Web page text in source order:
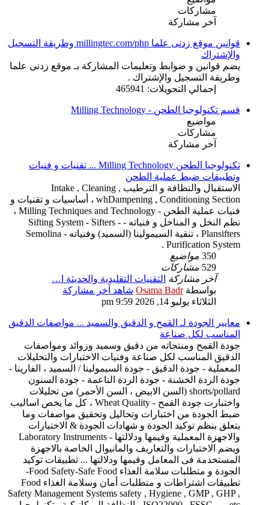
مشاركات
آخر مشاركة
قوانين موقع زدنى علما millingtec.com/php وطريقة التسجيل
والإشتراك
يضم قوانين و ضوابط وتعليمات المشاركة بـ موقع زدنى علما
وطريقة التسجيل والإشتراك .
إجمالي التحويلات: 465941
قسم تكنولوجيا الطحن - Milling Technology
مواضيع
مشاركات
آخر مشاركة
تكنولوجيا الطحن Milling Technology ... تقنيات و فنيات
وتطبيقات ضبط عملية الطحن
الاستقبال والنظافة و الترطيب Intake , Cleaning ,
whDampening , Conditioning Section ، أساسيات و تقنيات و
فنيات عملية الطحن - Milling Techniques and Technology ،
نظم النخل و المناخل و فنياته - Sifting System - Sifters -
Plansifters ، تنقية السيمولينا (السميد) وفنياته - Semolina
Purification System .
350 مواضيع
529 مشاركات
آخر مشاركة التقنيات التقليدية والحديثة ا…
بواسطةOsama Badr شاهد آخر مشاركة
الثلاثاء يوليو 14, 2026 9:59 pm
معايير الجودة لـ القمح و الدقيق والسميد ... مواصفات الدقيق
المناسب لكل صناعة
جودة القمح ومنتجاته من دقيق وسميد وزوائد ومواصفات
الدقيق المناسب لكل صناعة وفنيات الاختبارات والتحليلات
المعملية - جودة الدقيق - جودة السيمولينا / السميد ، الفارينا -
جودة الردة الخشنة - جودة الردة الناعمة - جودة السنون
shorts/pollard (السن الابيض ، السن الأحمر) من تحليلات
واختبارت جودة القمح - Wheat Quality ، كل ما يخص اساليب
ضبط الجودة من اختبارات وتحاليل وتحقيق مواصفات وما
يتعلق بنظم توكيد الجودة و شهادات الجودة & الاختبارات
والاجهزة المعملية وقيمها ودلالتها - Laboratory Instruments
ويضم الاختبارات والتعاريف والمانيوال الخاصة بالاجهزة
المستخدمة فى المعامل وقيمها ودلالتها ... تطبيقات توكيد
الجودة و متطلبات سلامة الغذاء Food Safety-Safe Food-
تطبيقات اشتراطات و متطلبات أمان وسلامة الغذاء Food
Safety Management Systems safety , Hygiene , GMP , GHP ,